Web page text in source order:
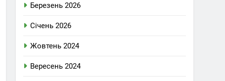
Березень 2026
Січень 2026
Жовтень 2024
Вересень 2024